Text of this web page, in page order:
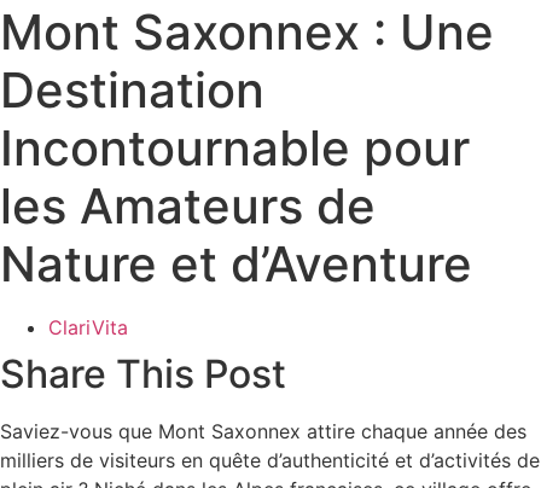
Mont Saxonnex : Une
Destination
Incontournable pour
les Amateurs de
Nature et d’Aventure
ClariVita
Share This Post
Saviez-vous que Mont Saxonnex attire chaque année des
milliers de visiteurs en quête d’authenticité et d’activités de